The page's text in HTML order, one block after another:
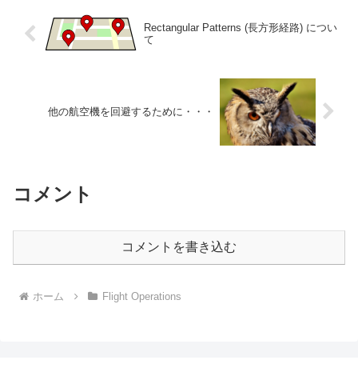
Rectangular Patterns (長方形経路) につい
て
他の航空機を回避するために・・・
コメント
コメントを書き込む
ホーム Flight Operations